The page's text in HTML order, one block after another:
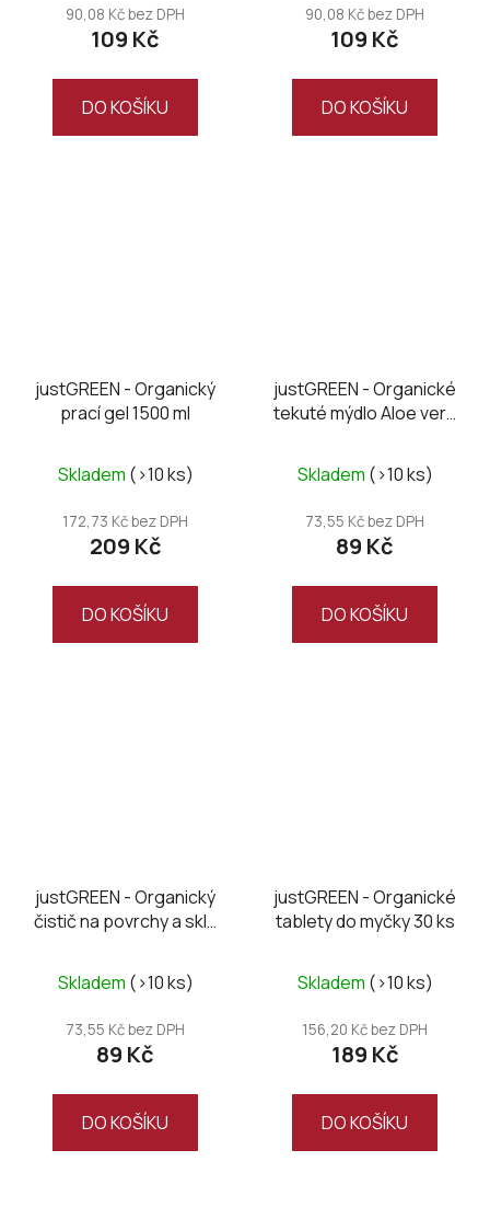
90,08 Kč bez DPH
109 Kč
DO KOŠÍKU
90,08 Kč bez DPH
109 Kč
DO KOŠÍKU
justGREEN - Organický
prací gel 1500 ml
Skladem (>10 ks)
172,73 Kč bez DPH
209 Kč
DO KOŠÍKU
justGREEN - Organické
tekuté mýdlo Aloe vera
Skladem (>10 ks)
73,55 Kč bez DPH
89 Kč
DO KOŠÍKU
justGREEN - Organický
čistič na povrchy a skla
Skladem (>10 ks)
73,55 Kč bez DPH
89 Kč
DO KOŠÍKU
justGREEN - Organické
tablety do myčky 30 ks
Skladem (>10 ks)
156,20 Kč bez DPH
189 Kč
DO KOŠÍKU